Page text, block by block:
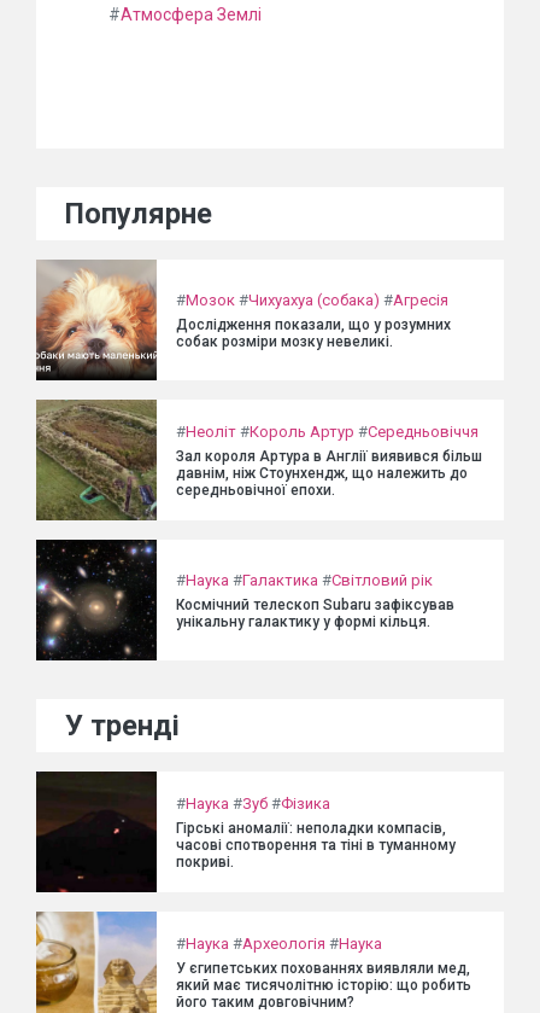
#Атмосфера Землі
Популярне
#Мозок #Чихуахуа (собака) #Агресія
Дослідження показали, що у розумних
собак розміри мозку невеликі.
#Неоліт #Король Артур #Середньовіччя
Зал короля Артура в Англії виявився більш
давнім, ніж Стоунхендж, що належить до
середньовічної епохи.
#Наука #Галактика #Світловий рік
Космічний телескоп Subaru зафіксував
унікальну галактику у формі кільця.
У тренді
#Наука #Зуб #Фізика
Гірські аномалії: неполадки компасів,
часові спотворення та тіні в туманному
покриві.
#Наука #Археологія #Наука
У єгипетських похованнях виявляли мед,
який має тисячолітню історію: що робить
його таким довговічним?